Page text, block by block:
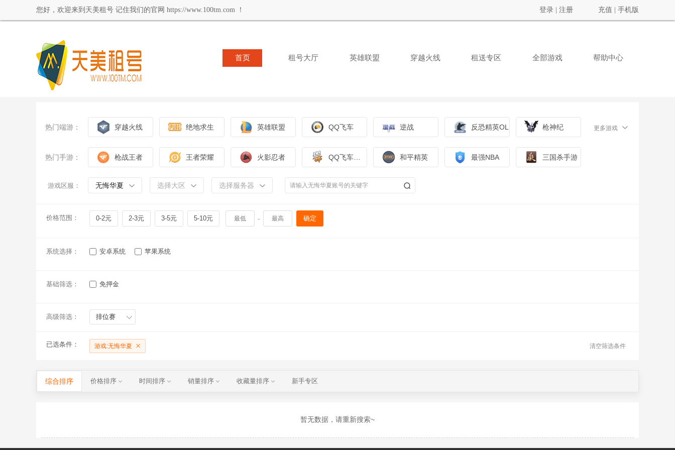
您好，欢迎来到天美租号 记住我们的官网 https://www.100tm.com ！ 登录 注册 充值 手机版
首页 租号大厅 英雄联盟 穿越火线 租送专区 全部游戏 帮助中心
热门端游： 穿越火线 绝地求生 英雄联盟 QQ飞车 逆战 反恐精英OL 枪神纪 更多游戏
热门手游： 枪战王者 王者荣耀 火影忍者 和平精英 最强NBA 三国杀手游
游戏区服： 无悔华夏 选择大区 选择服务器
价格范围： 0-2元 2-3元 3-5元 5-10元 - 确定
系统选择： 安卓系统 苹果系统
基础筛选： 免押金
高级筛选： 排位赛
已选条件： 游戏:无悔华夏 清空筛选条件
综合排序 价格排序 时间排序 销量排序 收藏量排序 新手专区
暂无数据，请重新搜索~